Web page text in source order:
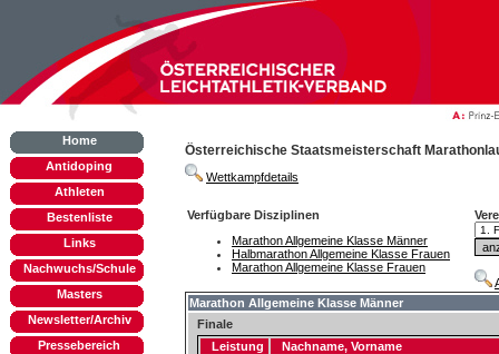
Home
Antidoping
Athleten
Bestenliste
Links
Nachwuchs/Schule
Masters
Newsletter/Archiv
Pressebereich
Österreichische Staatsmeisterschaft
Wettkampfdetails
Verfügbare Disziplinen
Marathon Allgemeine Klasse Männer
Halbmarathon Allgemeine Klasse Frauen
Marathon Allgemeine Klasse Frauen
Marathon Allgemeine Klasse Männer
Finale
Leistung
Nachname, Vorname